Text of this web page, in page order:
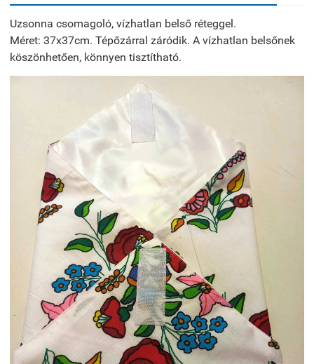
Uzsonna csomagoló, vízhatlan belső réteggel.
Méret: 37x37cm. Tépőzárral záródik. A vízhatlan belsőnek
köszönhetően, könnyen tisztítható.